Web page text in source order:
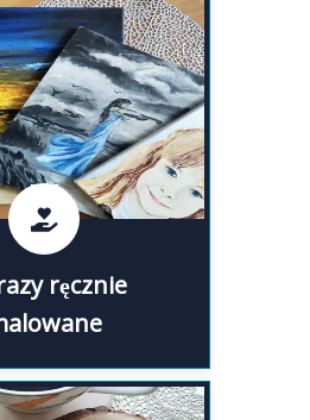
ręcznie
malowane to
sposób na
ścian. Sprawdź
oferujących
malowane obrazy
i akwarele.
malowane